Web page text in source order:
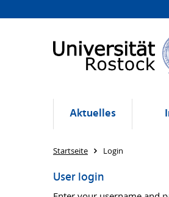
Aktuelles
Startseite Login
User login